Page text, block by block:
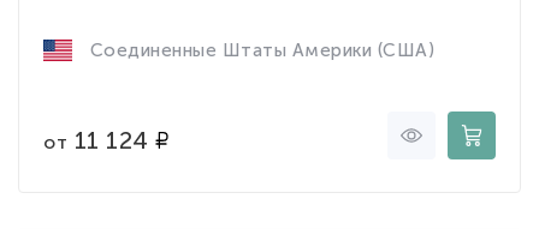
Соединенные Штаты Америки (США)
от 11 124